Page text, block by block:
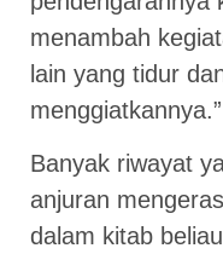
menambah
lain yang tidur
menggiatkannya.”
Banyak riwayat
anjuran
dalam kitab